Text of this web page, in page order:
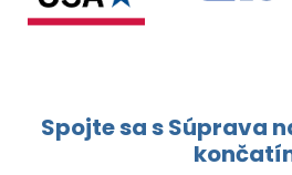
Spojte sa s Súprava